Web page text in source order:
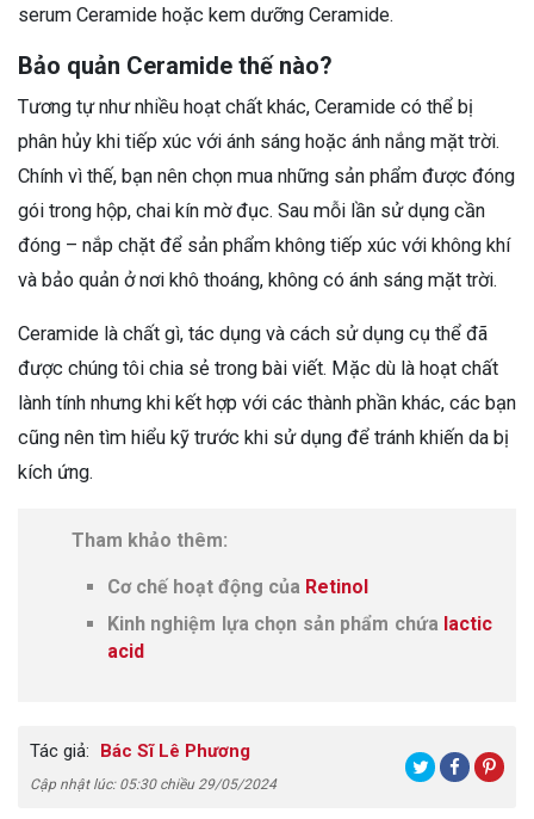
serum Ceramide hoặc kem dưỡng Ceramide.
Bảo quản Ceramide thế nào?
Tương tự như nhiều hoạt chất khác, Ceramide có thể bị
phân hủy khi tiếp xúc với ánh sáng hoặc ánh nắng mặt trời.
Chính vì thế, bạn nên chọn mua những sản phẩm được đóng
gói trong hộp, chai kín mờ đục. Sau mỗi lần sử dụng cần
đóng – nắp chặt để sản phẩm không tiếp xúc với không khí
và bảo quản ở nơi khô thoáng, không có ánh sáng mặt trời.
Ceramide là chất gì, tác dụng và cách sử dụng cụ thể đã
được chúng tôi chia sẻ trong bài viết. Mặc dù là hoạt chất
lành tính nhưng khi kết hợp với các thành phần khác, các bạn
cũng nên tìm hiểu kỹ trước khi sử dụng để tránh khiến da bị
kích ứng.
Tham khảo thêm:
Cơ chế hoạt động của Retinol
Kinh nghiệm lựa chọn sản phẩm chứa lactic
acid
Tác giả: Bác Sĩ Lê Phương
Cập nhật lúc: 05:30 chiều 29/05/2024